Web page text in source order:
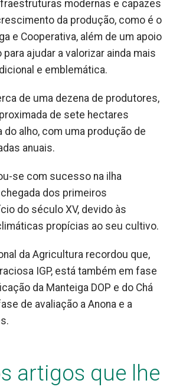
modernas e capazes
da produção, como é o
e Cooperativa, além de um apoio
ajudar a valorizar ainda mais
e emblemática.
de uma dezena de produtores,
de sete hectares
do alho, com uma produção de
anuais.
se com sucesso na ilha
dos primeiros
do século XV, devido às
propícias ao seu cultivo.
da Agricultura recordou que,
IGP, está também em fase
da Manteiga DOP e do Chá
de avaliação a Anona e a
artigos que lhe